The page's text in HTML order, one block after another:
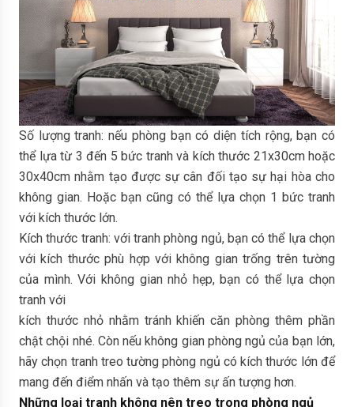
Số lượng tranh: nếu phòng bạn có diện tích rộng, bạn có
thể lựa từ 3 đến 5 bức tranh và kích thước 21x30cm hoặc
30x40cm nhằm tạo được sự cân đối tạo sự hại hòa cho
không gian. Hoặc bạn cũng có thể lựa chọn 1 bức tranh
với kích thước lớn.
Kích thước tranh: với tranh phòng ngủ, bạn có thể lựa chọn
với kích thước phù hợp với không gian trống trên tường
của mình. Với không gian nhỏ hẹp, bạn có thể lựa chọn
tranh với
kích thước nhỏ nhằm tránh khiến căn phòng thêm phần
chật chội nhé. Còn nếu không gian phòng ngủ của bạn lớn,
hãy chọn tranh treo tường phòng ngủ có kích thước lớn để
mang đến điểm nhấn và tạo thêm sự ấn tượng hơn.
Những loại tranh không nên treo trong phòng ngủ